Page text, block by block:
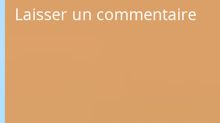
Laisser un commentaire